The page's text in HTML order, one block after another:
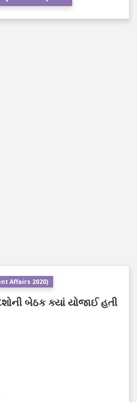
Affairs 2020)
બેઠક ક્યાં યોજાઈ હતી